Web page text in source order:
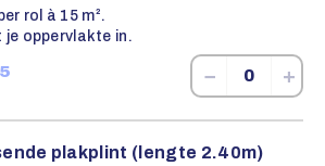
rol à 15 m².
je oppervlakte in.
− +
plakplint (lengte 2.40m)